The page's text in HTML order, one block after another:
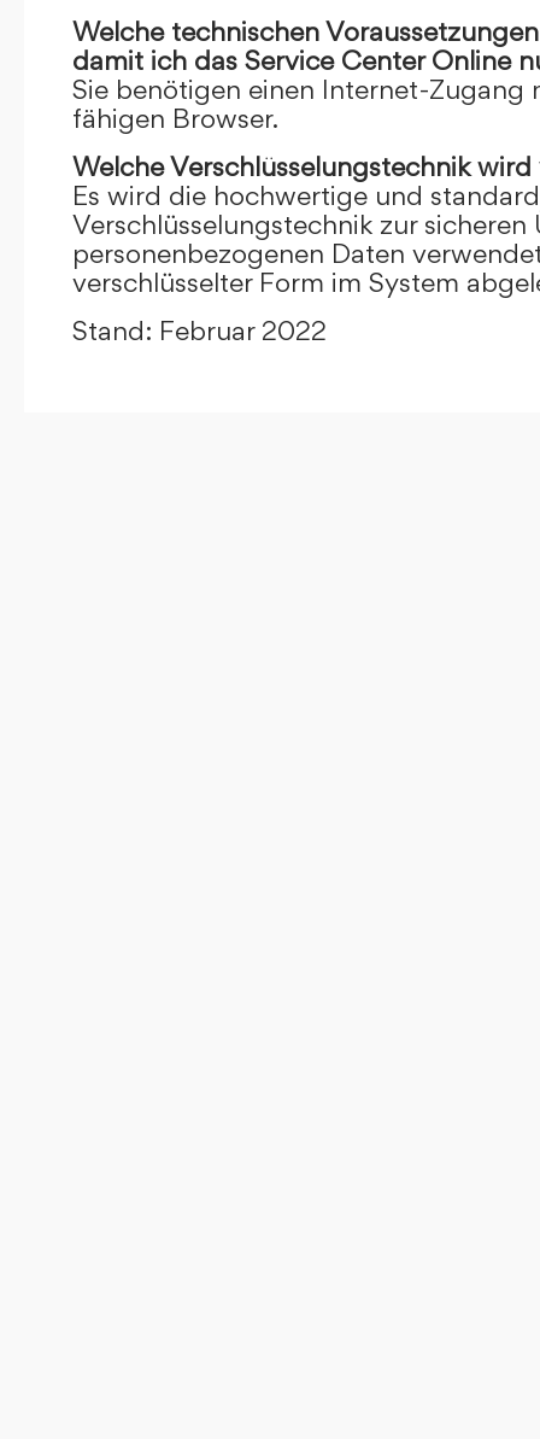
Welche technischen
damit ich das Service Center Online
Sie benötigen einen Internet-Zugang
fähigen Browser.
Welche Verschlüsselungstechnik
Es wird die hochwertige und
Verschlüsselungstechnik zur
personenbezogenen Daten
verschlüsselter Form im System
Stand: Februar 2022